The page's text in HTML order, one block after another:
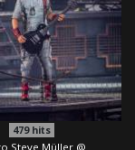
479hits
Steve Müller @